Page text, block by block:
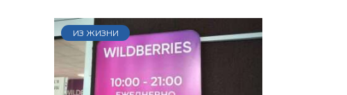
ИЗ ЖИЗНИ